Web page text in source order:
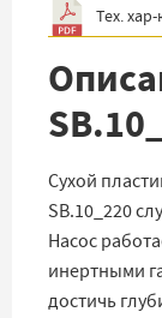
Тех. хар-
Сухой
SB.10_220
Насос
инертными
достичь